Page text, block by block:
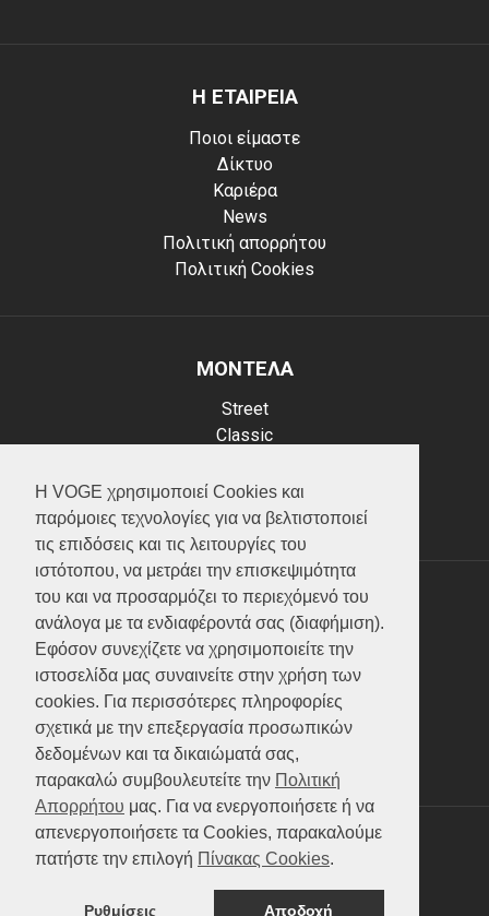
Η VOGE χρησιμοποιεί Cookies και
παρόμοιες τεχνολογίες για να βελτιστοποιεί
τις επιδόσεις και τις λειτουργίες του
ιστότοπου, να μετράει την επισκεψιμότητα
του και να προσαρμόζει το περιεχόμενό του
ανάλογα με τα ενδιαφέροντά σας (διαφήμιση).
Εφόσον συνεχίζετε να χρησιμοποιείτε την
ιστοσελίδα μας συναινείτε στην χρήση των
cookies. Για περισσότερες πληροφορίες
σχετικά με την επεξεργασία προσωπικών
δεδομένων και τα δικαιώματά σας,
παρακαλώ συμβουλευτείτε την Πολιτική
Απορρήτου μας. Για να ενεργοποιήσετε ή να
απενεργοποιήσετε τα Cookies, παρακαλούμε
πατήστε την επιλογή Πίνακας Cookies.
Ρυθμίσεις Αποδοχή
Η ΕΤΑΙΡΕΙΑ
Ποιοι είμαστε
Δίκτυο
Καριέρα
News
Πολιτική απορρήτου
Πολιτική Cookies
ΜΟΝΤΕΛΑ
Street
Classic
Scooter
ATV (Loncin)
ΥΠΗΡΕΣΙΕΣ
Test ride
Επικοινωνία
Service
Κατάλογος
FAQ
SOCIAL MEDIA